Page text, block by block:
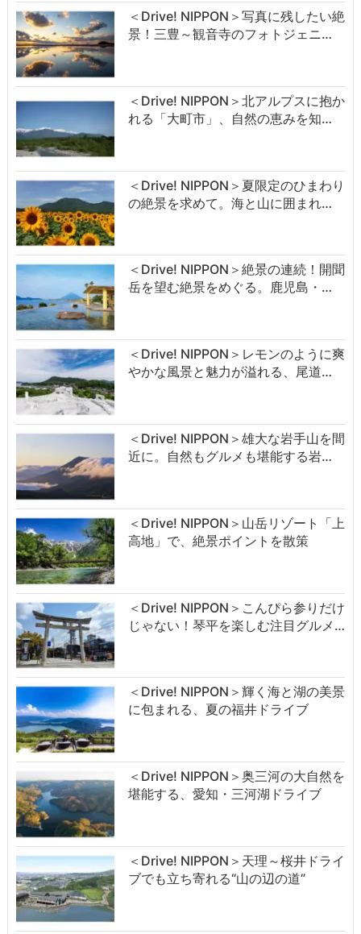
＜Drive! NIPPON＞写真に残したい絶
景！三豊～観音寺のフォトジェニ…
＜Drive! NIPPON＞北アルプスに抱か
れる「大町市」、自然の恵みを知…
＜Drive! NIPPON＞夏限定のひまわり
の絶景を求めて。海と山に囲まれ…
＜Drive! NIPPON＞絶景の連続！開聞
岳を望む絶景をめぐる。鹿児島・…
＜Drive! NIPPON＞レモンのように爽
やかな風景と魅力が溢れる、尾道…
＜Drive! NIPPON＞雄大な岩手山を間
近に。自然もグルメも堪能する岩…
＜Drive! NIPPON＞山岳リゾート「上
高地」で、絶景ポイントを散策
＜Drive! NIPPON＞こんぴら参りだけ
じゃない！琴平を楽しむ注目グルメ…
＜Drive! NIPPON＞輝く海と湖の美景
に包まれる、夏の福井ドライブ
＜Drive! NIPPON＞奥三河の大自然を
堪能する、愛知・三河湖ドライブ
＜Drive! NIPPON＞天理～桜井ドライ
ブでも立ち寄れる“山の辺の道”